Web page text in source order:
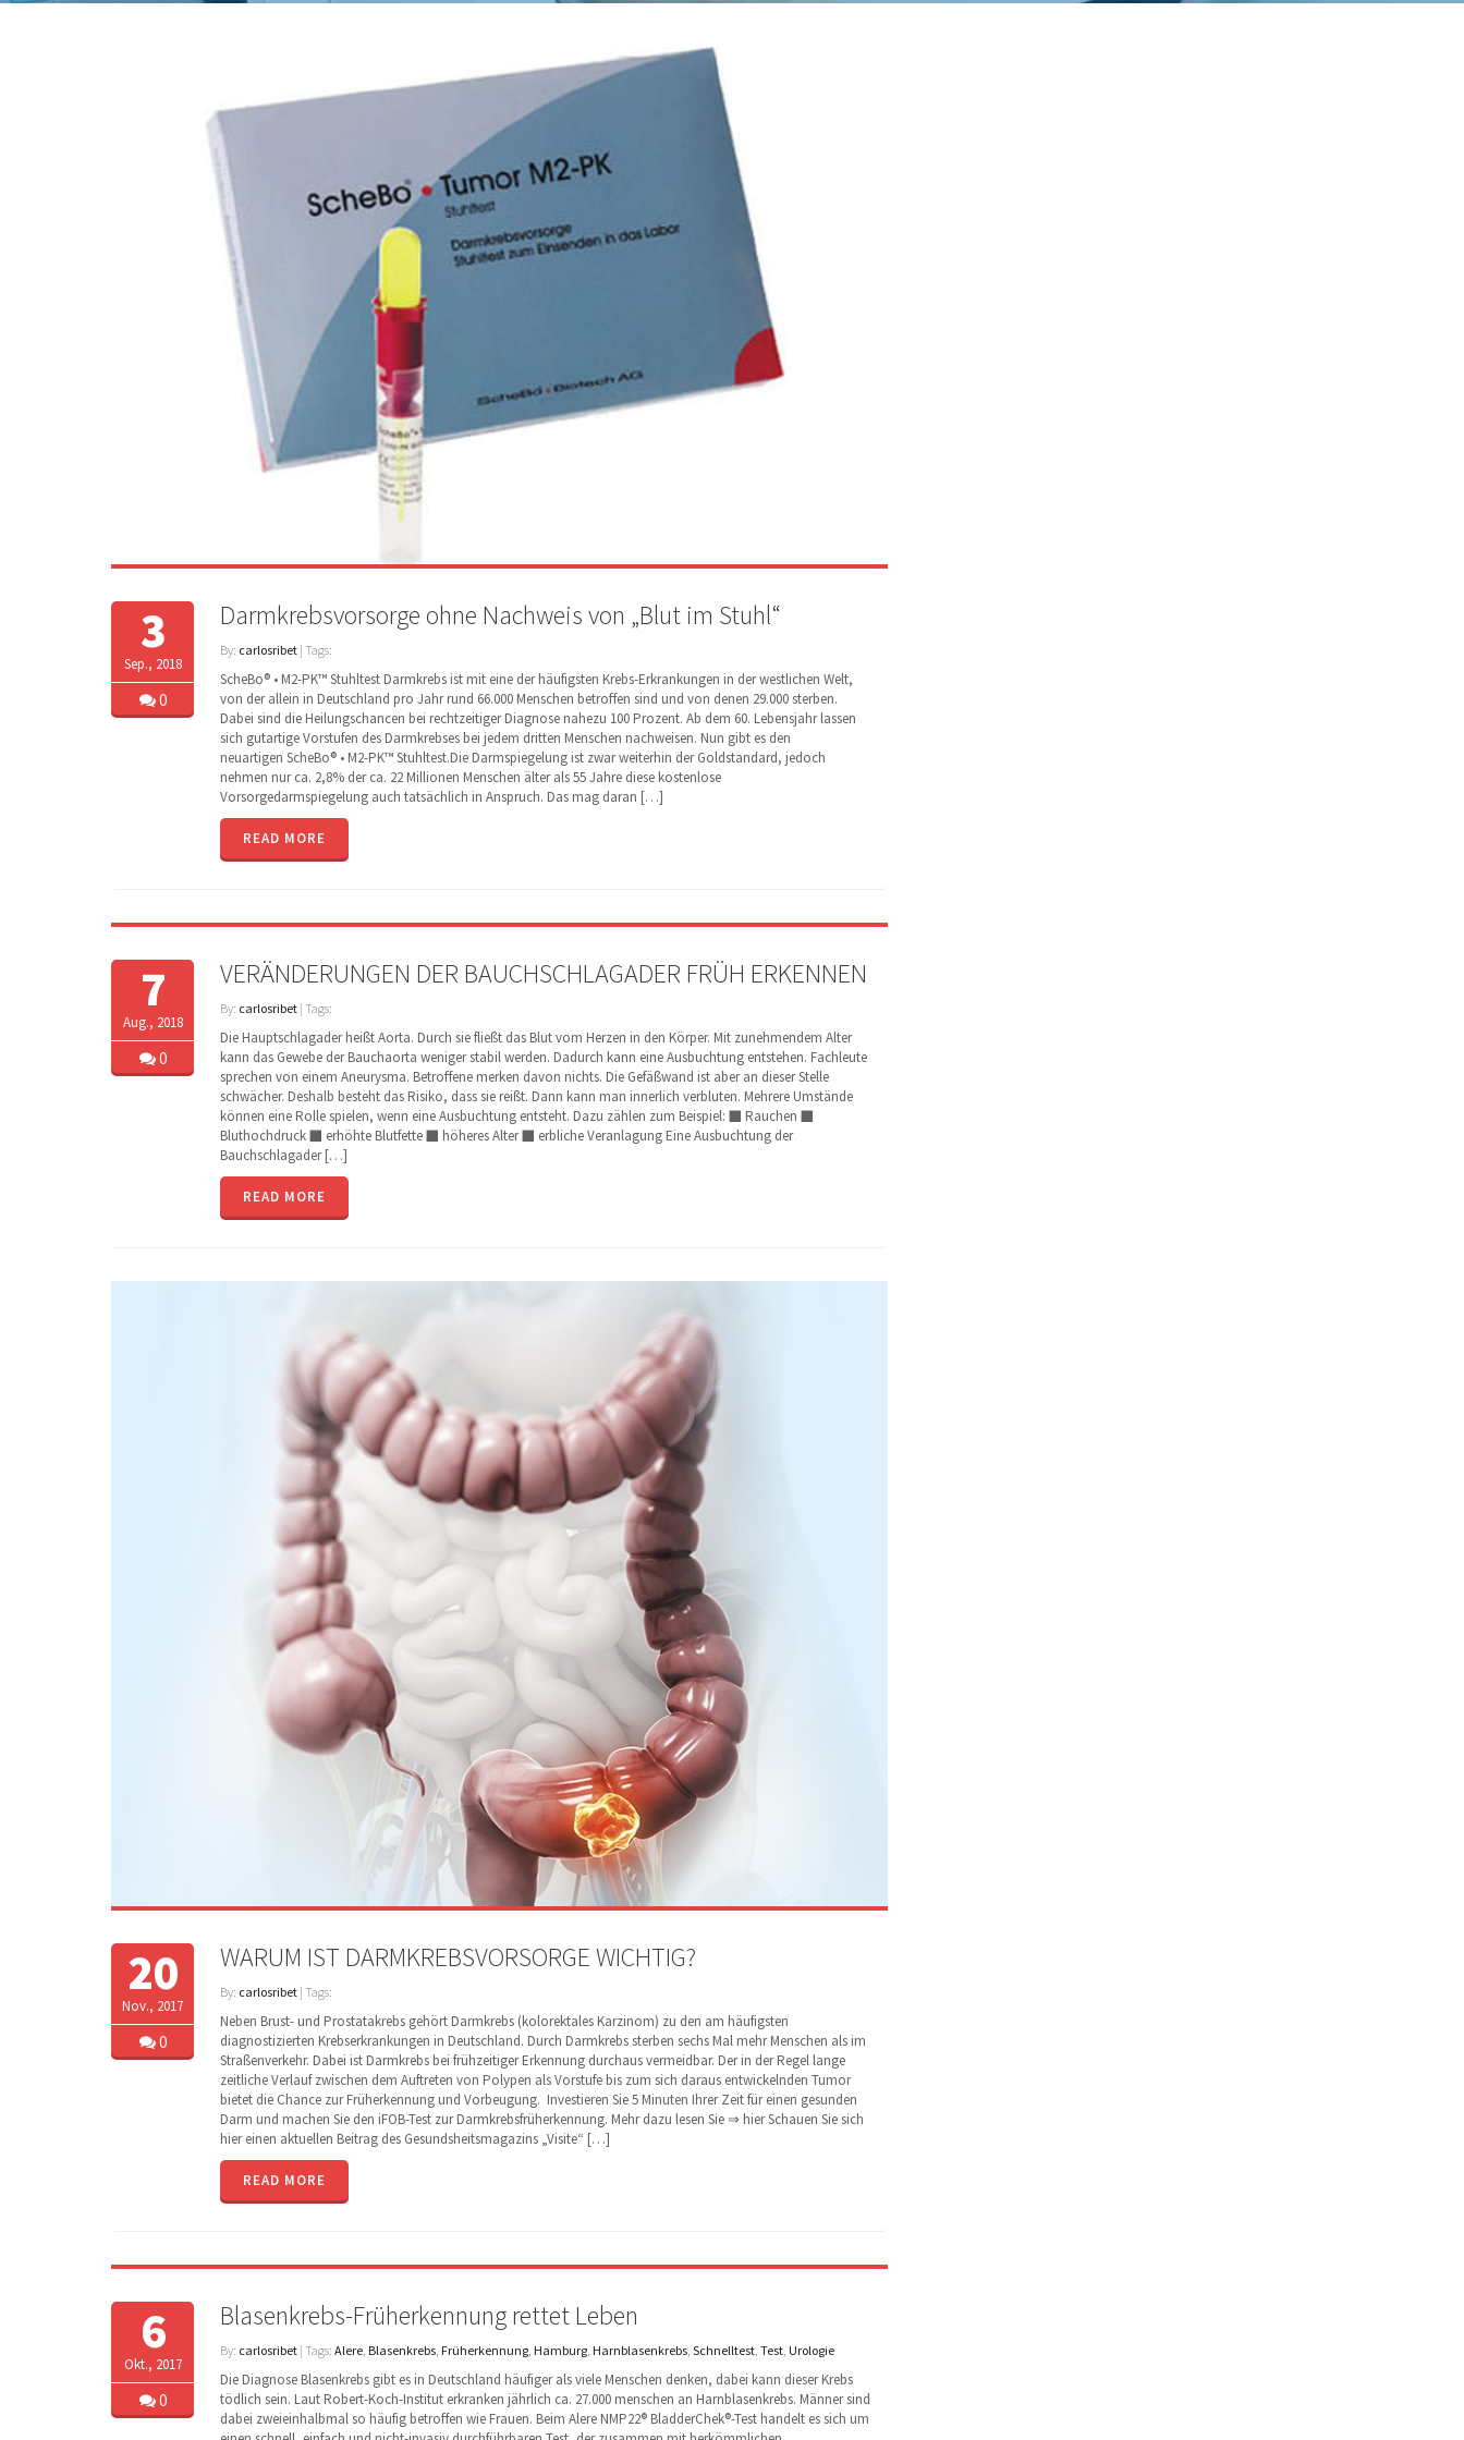
3
Sep., 2018
0
Darmkrebsvorsorge ohne Nachweis von „Blut im Stuhl“
By: carlosribet | Tags:
ScheBo® • M2-PK™ Stuhltest Darmkrebs ist mit eine der häufigsten Krebs-Erkrankungen in der westlichen Welt,
von der allein in Deutschland pro Jahr rund 66.000 Menschen betroffen sind und von denen 29.000 sterben.
Dabei sind die Heilungschancen bei rechtzeitiger Diagnose nahezu 100 Prozent. Ab dem 60. Lebensjahr lassen
sich gutartige Vorstufen des Darmkrebses bei jedem dritten Menschen nachweisen. Nun gibt es den
neuartigen ScheBo® • M2-PK™ Stuhltest.Die Darmspiegelung ist zwar weiterhin der Goldstandard, jedoch
nehmen nur ca. 2,8% der ca. 22 Millionen Menschen älter als 55 Jahre diese kostenlose
Vorsorgedarmspiegelung auch tatsächlich in Anspruch. Das mag daran […]
READ MORE
7
Aug., 2018
0
VERÄNDERUNGEN DER BAUCHSCHLAGADER FRÜH ERKENNEN
By: carlosribet | Tags:
Die Hauptschlagader heißt Aorta. Durch sie fließt das Blut vom Herzen in den Körper. Mit zunehmendem Alter
kann das Gewebe der Bauchaorta weniger stabil werden. Dadurch kann eine Ausbuchtung entstehen. Fachleute
sprechen von einem Aneurysma. Betroffene merken davon nichts. Die Gefäßwand ist aber an dieser Stelle
schwächer. Deshalb besteht das Risiko, dass sie reißt. Dann kann man innerlich verbluten. Mehrere Umstände
können eine Rolle spielen, wenn eine Ausbuchtung entsteht. Dazu zählen zum Beispiel: ■ Rauchen ■
Bluthochdruck ■ erhöhte Blutfette ■ höheres Alter ■ erbliche Veranlagung Eine Ausbuchtung der
Bauchschlagader […]
READ MORE
20
Nov., 2017
0
WARUM IST DARMKREBSVORSORGE WICHTIG?
By: carlosribet | Tags:
Neben Brust- und Prostatakrebs gehört Darmkrebs (kolorektales Karzinom) zu den am häufigsten
diagnostizierten Krebserkrankungen in Deutschland. Durch Darmkrebs sterben sechs Mal mehr Menschen als im
Straßenverkehr. Dabei ist Darmkrebs bei frühzeitiger Erkennung durchaus vermeidbar. Der in der Regel lange
zeitliche Verlauf zwischen dem Auftreten von Polypen als Vorstufe bis zum sich daraus entwickelnden Tumor
bietet die Chance zur Früherkennung und Vorbeugung. Investieren Sie 5 Minuten Ihrer Zeit für einen gesunden
Darm und machen Sie den iFOB-Test zur Darmkrebsfrüherkennung. Mehr dazu lesen Sie ⇒ hier Schauen Sie sich
hier einen aktuellen Beitrag des Gesundsheitsmagazins „Visite“ […]
READ MORE
6
Okt., 2017
0
Blasenkrebs-Früherkennung rettet Leben
By: carlosribet | Tags: Alere Blasenkrebs Früherkennung Hamburg Harnblasenkrebs Schnelltest Test Urologie
Die Diagnose Blasenkrebs gibt es in Deutschland häufiger als viele Menschen denken, dabei kann dieser Krebs
tödlich sein. Laut Robert-Koch-Institut erkranken jährlich ca. 27.000 menschen an Harnblasenkrebs. Männer sind
dabei zweieinhalbmal so häufig betroffen wie Frauen. Beim Alere NMP22® BladderChek®-Test handelt es sich um